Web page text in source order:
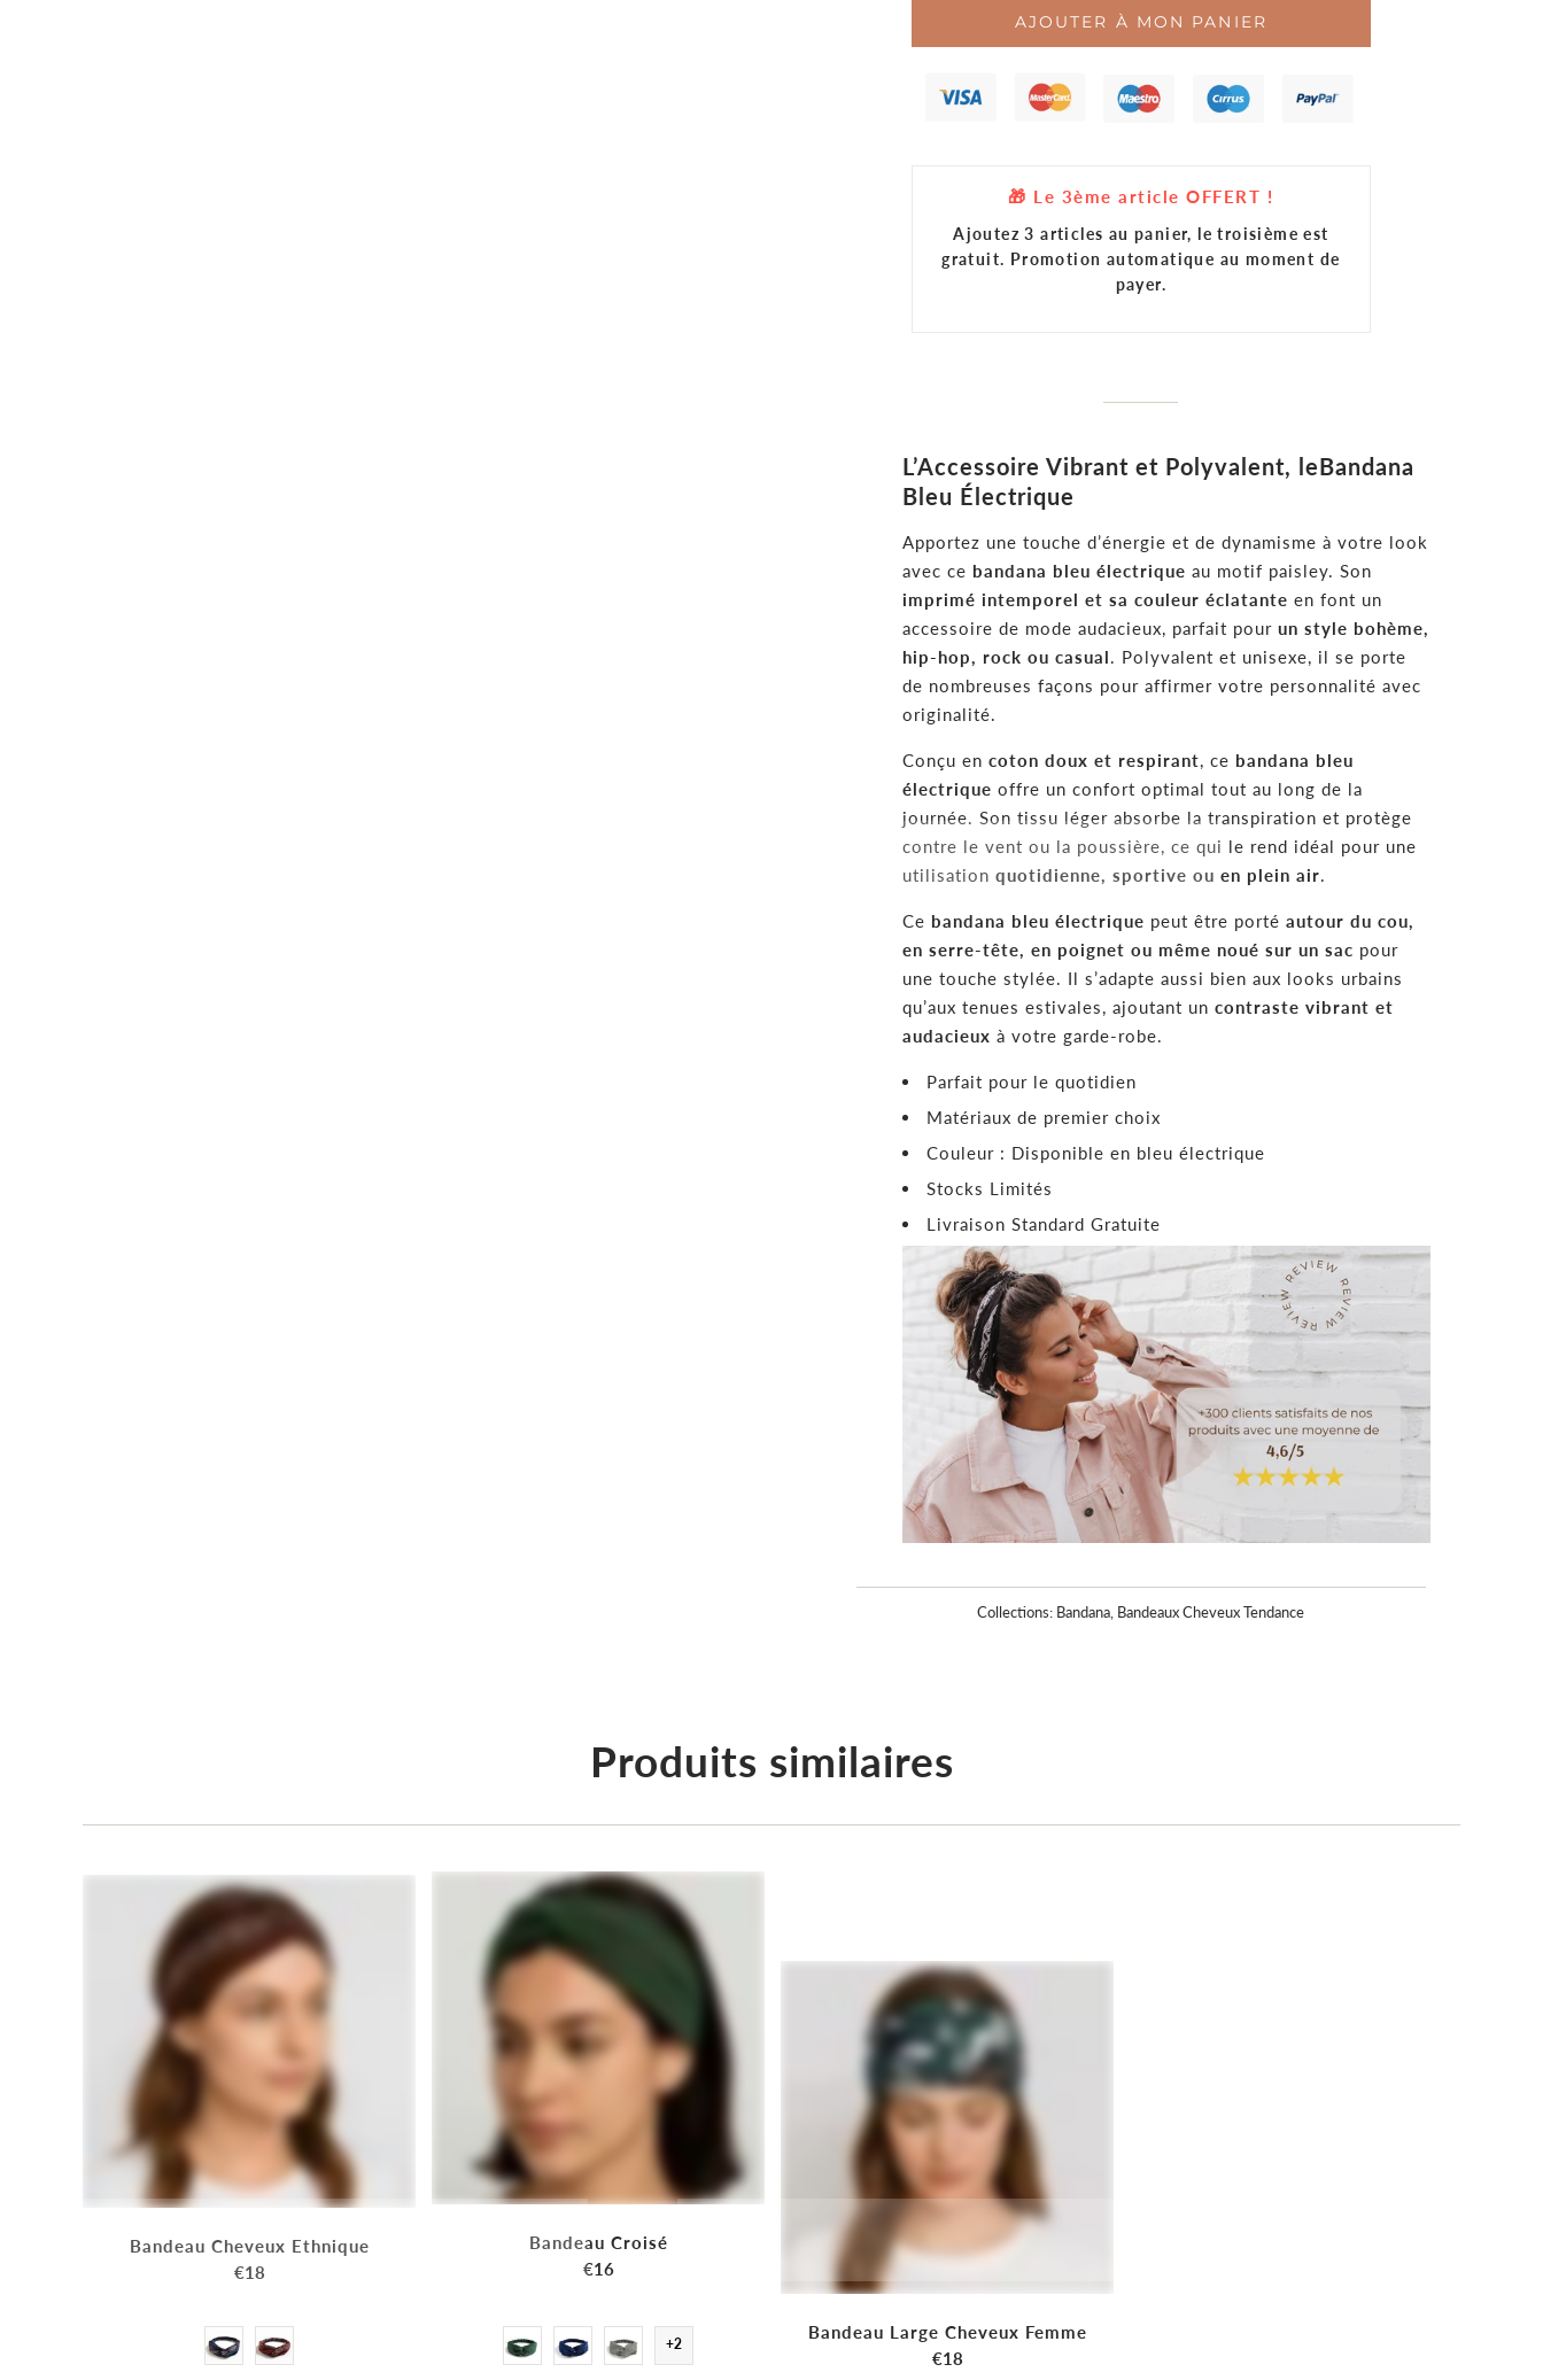
__
¢
AJOUTER À MON PANIER
🎁 Le 3ème article OFFERT !
Ajoutez 3 articles au panier, le troisième est
gratuit. Promotion automatique au moment de
payer.
L’Accessoire Vibrant et Polyvalent, leBandana
Bleu Électrique
Apportez une touche d’énergie et de dynamisme à votre look
avec ce bandana bleu électrique au motif paisley. Son
imprimé intemporel et sa couleur éclatante en font un
accessoire de mode audacieux, parfait pour un style bohème,
hip-hop, rock ou casual. Polyvalent et unisexe, il se porte
de nombreuses façons pour affirmer votre personnalité avec
originalité.
Conçu en coton doux et respirant, ce bandana bleu
électrique offre un confort optimal tout au long de la
journée. Son tissu léger absorbe la transpiration et protège
contre le vent ou la poussière, ce qui le rend idéal pour une
utilisation quotidienne, sportive ou en plein air.
Ce bandana bleu électrique peut être porté autour du cou,
en serre-tête, en poignet ou même noué sur un sac pour
une touche stylée. Il s’adapte aussi bien aux looks urbains
qu’aux tenues estivales, ajoutant un contraste vibrant et
audacieux à votre garde-robe.
Parfait pour le quotidien
Matériaux de premier choix
Couleur : Disponible en bleu électrique
Stocks Limités
Livraison Standard Gratuite
Collections: Bandana, Bandeaux Cheveux Tendance
Produits similaires
Bandeau Cheveux Ethnique
€18
Bandeau Croisé
€16
+2
Bandeau Large Cheveux Femme
€18